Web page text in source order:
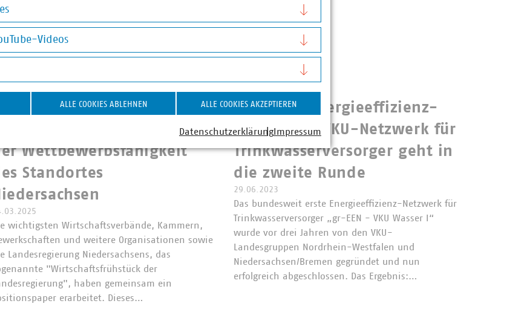
Wirtschaftspolitisches
Positionspapier zur Stärkung
Wettbewerbsfähigkeit
Standortes
wichtigsten Wirtschaftsverbände, Kammern,
und weitere Organisationen sowie
Landesregierung Niedersachsens, das
"Wirtschaftsfrühstück der
haben gemeinsam ein
erarbeitet. Dieses…
Initiative Energieeffizienz-
Netzwerke: VKU-Netzwerk für
Trinkwasserversorger geht in
die zweite Runde
29.06.2023
Das bundesweit erste Energieeffizienz-Netzwerk für
Trinkwasserversorger „gr-EEN - VKU Wasser I“
wurde vor drei Jahren von den VKU-
Landesgruppen Nordrhein-Westfalen und
Niedersachsen/Bremen gegründet und nun
erfolgreich abgeschlossen. Das Ergebnis:…
Videos
Videos
ALLE COOKIES ABLEHNEN ALLE COOKIES AKZEPTIEREN
Datenschutzerklärung Impressum